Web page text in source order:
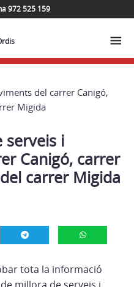
972 525 159
del carrer Canigó,
Migida
serveis i
Canigó, carrer
carrer Migida
tota la informació